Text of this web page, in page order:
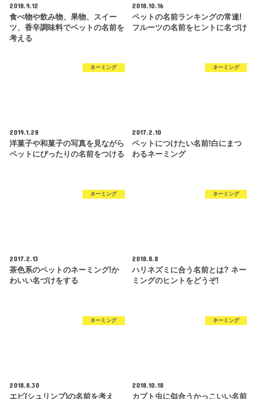
2018.9.12
食べ物や飲み物、果物、スイー
ツ、香辛調味料でペットの名前を
考える
2018.10.16
ペットの名前ランキングの常連!
フルーツの名前をヒントに名づけ
ネーミング
2019.1.28
洋菓子や和菓子の写真を見ながら
ペットにぴったりの名前をつける
ネーミング
2017.2.10
ペットにつけたい名前!白にまつ
わるネーミング
ネーミング
2017.2.13
茶色系のペットのネーミング!か
わいい名づけをする
ネーミング
2018.8.8
ハリネズミに合う名前とは? ネー
ミングのヒントをどうぞ!
ネーミング
2018.8.30
エビ(シュリンプ)の名前を考え
ネーミング
2018.10.18
カブト虫に似合うかっこいい名前